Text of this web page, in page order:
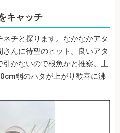
キャッチ
チと探ります。なかなかアタ
さんに待望のヒット。良いアタ
引かないので根魚かと推察。上
弱のハタが上がり歓喜に沸